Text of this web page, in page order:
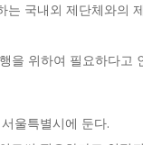
는 국내외 제단체와의
을 위하여 필요하다고
울특별시에 둔다.